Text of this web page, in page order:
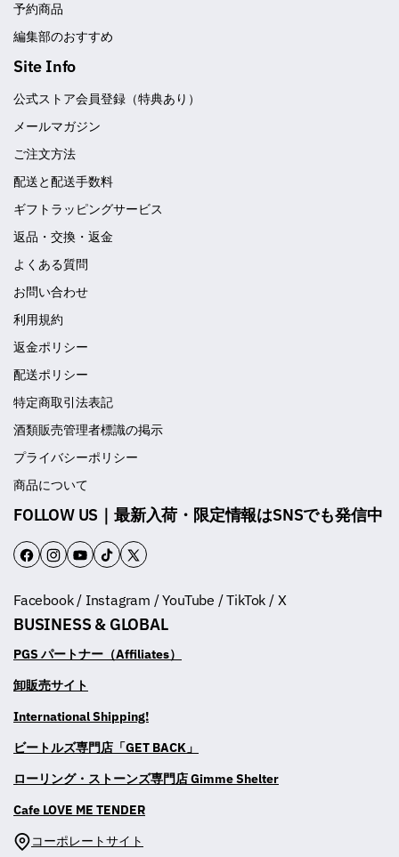
予約商品
編集部のおすすめ
Site Info
公式ストア会員登録（特典あり）
メールマガジン
ご注文方法
配送と配送手数料
ギフトラッピングサービス
返品・交換・返金
よくある質問
お問い合わせ
利用規約
返金ポリシー
配送ポリシー
特定商取引法表記
酒類販売管理者標識の掲示
プライバシーポリシー
商品について
FOLLOW US｜最新入荷・限定情報はSNSでも発信中
F
c
e
b
o
k
I
s
t
a
a
m
Y
u
T
u
T
k
T
o
T
i
t
t
Facebook / Instagram / YouTube / TikTok / X
BUSINESS & GLOBAL
PGS パートナー（Affiliates）
卸販売サイト
International Shipping!
ビートルズ専門店「GET BACK」
ローリング・ストーンズ専門店 Gimme Shelter
Cafe LOVE ME TENDER
コーポレートサイト